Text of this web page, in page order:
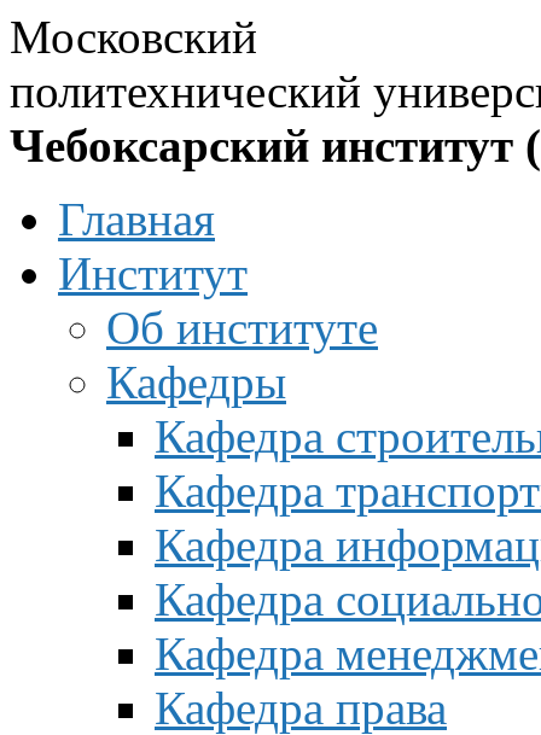
Московский
политехнический
Чебоксарский институт
Главная
Институт
Об институте
Кафедры
Кафедра
Кафедра
Кафедра
Кафедра
Кафедра
Кафедра права